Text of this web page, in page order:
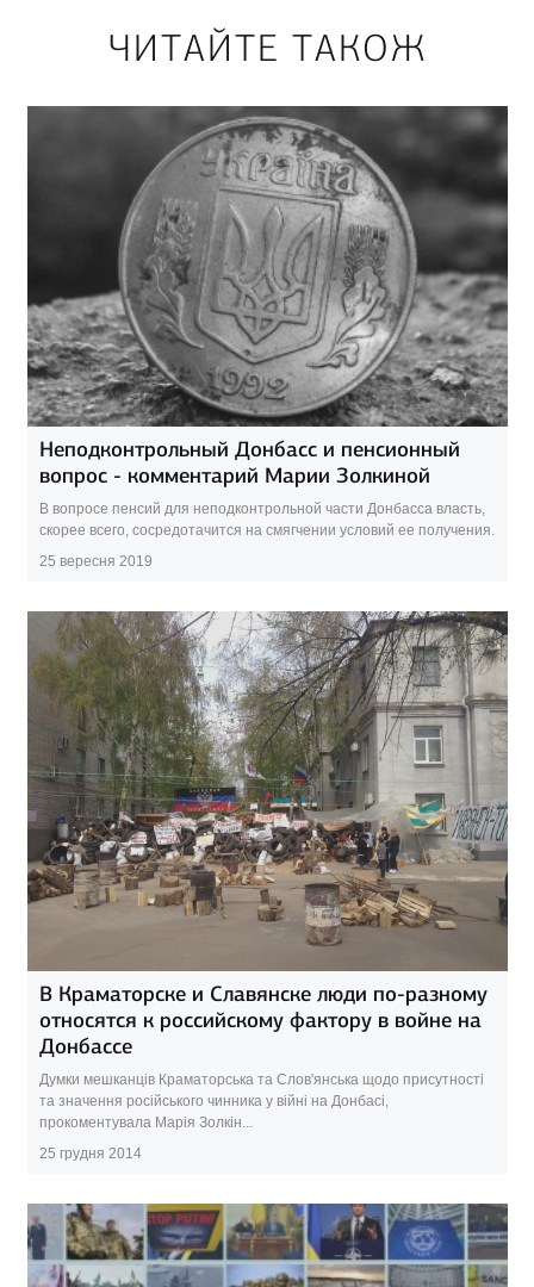
ЧИТАЙТЕ ТАКОЖ
Неподконтрольный Донбасс и пенсионный
вопрос - комментарий Марии Золкиной
В вопросе пенсий для неподконтрольной части Донбасса власть,
скорее всего, сосредотачится на смягчении условий ее получения.
25 вересня 2019
В Краматорске и Славянске люди по-разному
относятся к российскому фактору в войне на
Донбассе
Думки мешканців Краматорська та Слов'янська щодо присутності
та значення російського чинника у війні на Донбасі,
прокоментувала Марія Золкін...
25 грудня 2014